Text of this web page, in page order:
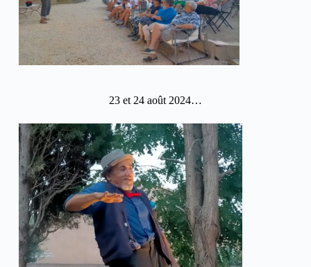
23 et 24 août 2024…